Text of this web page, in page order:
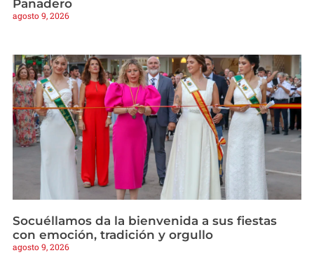
Panadero
agosto 9, 2026
Socuéllamos da la bienvenida a sus fiestas
con emoción, tradición y orgullo
agosto 9, 2026